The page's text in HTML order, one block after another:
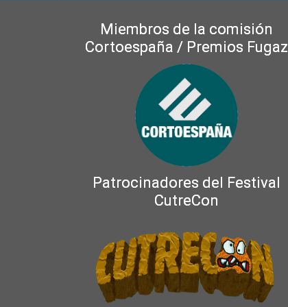
Miembros de la comisión
Cortoespaña / Premios Fugaz
Patrocinadores del Festival
CutreCon